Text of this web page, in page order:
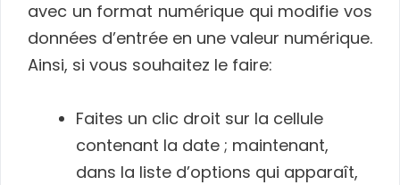
avec un format numérique qui modifie vos
données d’entrée en une valeur numérique.
Ainsi, si vous souhaitez le faire:
Faites un clic droit sur la cellule
contenant la date ; maintenant,
dans la liste d’options qui apparaît,